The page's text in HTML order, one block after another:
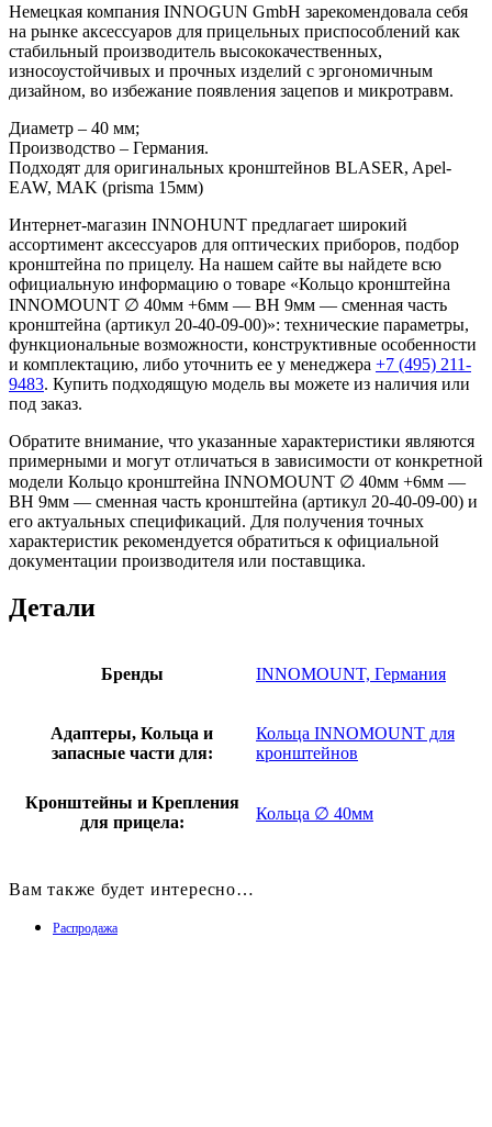
Немецкая компания INNOGUN GmbH зарекомендовала себя
на рынке аксессуаров для прицельных приспособлений как
стабильный производитель высококачественных,
износоустойчивых и прочных изделий с эргономичным
дизайном, во избежание появления зацепов и микротравм.
Диаметр – 40 мм;
Производство – Германия.
Подходят для оригинальных кронштейнов BLASER, Apel-
EAW, MAK (prisma 15мм)
Интернет-магазин INNOHUNT предлагает широкий
ассортимент аксессуаров для оптических приборов, подбор
кронштейна по прицелу. На нашем сайте вы найдете всю
официальную информацию о товаре «Кольцо кронштейна
INNOMOUNT ∅ 40мм +6мм — BH 9мм — сменная часть
кронштейна (артикул 20-40-09-00)»: технические параметры,
функциональные возможности, конструктивные особенности
и комплектацию, либо уточнить ее у менеджера +7 (495) 211-
9483. Купить подходящую модель вы можете из наличия или
под заказ.
Обратите внимание, что указанные характеристики являются
примерными и могут отличаться в зависимости от конкретной
модели Кольцо кронштейна INNOMOUNT ∅ 40мм +6мм —
BH 9мм — сменная часть кронштейна (артикул 20-40-09-00) и
его актуальных спецификаций. Для получения точных
характеристик рекомендуется обратиться к официальной
документации производителя или поставщика.
Детали
Бренды INNOMOUNT, Германия
Адаптеры, Кольца и
запасные части для:
Кольца INNOMOUNT для
кронштейнов
Кронштейны и Крепления
для прицела:
Кольца ∅ 40мм
Вам также будет интересно…
Распродажа